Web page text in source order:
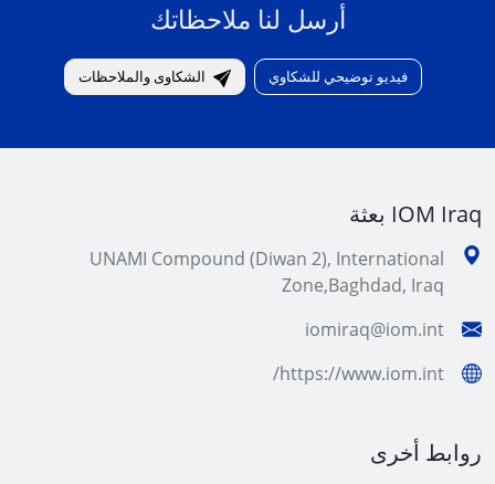
أرسل لنا ملاحظاتك
فيديو توضيحي للشكاوي الشكاوى والملاحظات
IOM Iraq بعثة
UNAMI Compound (Diwan 2), International
Zone,Baghdad, Iraq
iomiraq@iom.int
https://www.iom.int/
روابط أخرى